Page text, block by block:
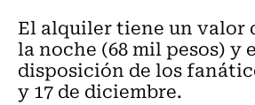
El alquiler tiene un valor
la noche (68 mil pesos) y
disposición de los
y 17 de diciembre.